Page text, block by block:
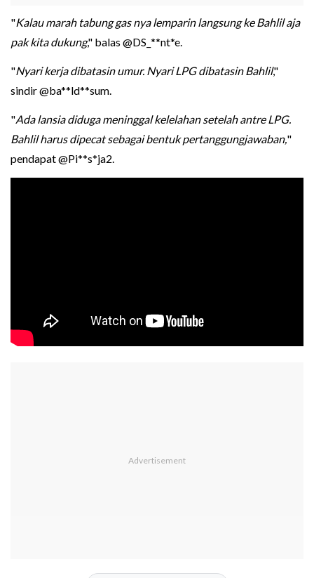
"Kalau marah tabung gas nya lemparin langsung ke Bahlil aja
pak kita dukung," balas @DS_**nt*e.
"Nyari kerja dibatasin umur. Nyari LPG dibatasin Bahlil,"
sindir @ba**ld**sum.
"Ada lansia diduga meninggal kelelahan setelah antre LPG.
Bahlil harus dipecat sebagai bentuk pertanggungjawaban,"
pendapat @Pi**s*ja2.